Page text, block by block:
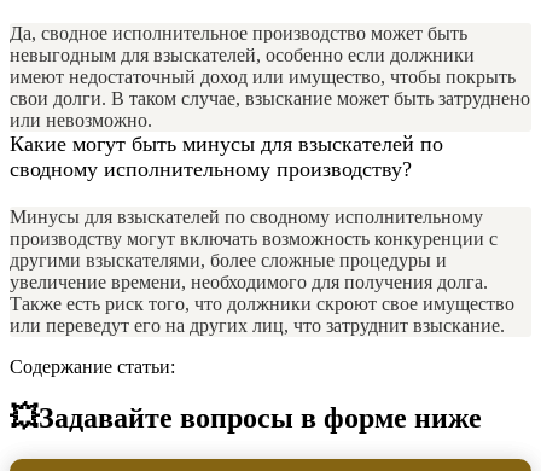
Да, сводное исполнительное производство может быть
невыгодным для взыскателей, особенно если должники
имеют недостаточный доход или имущество, чтобы покрыть
свои долги. В таком случае, взыскание может быть затруднено
или невозможно.
Какие могут быть минусы для взыскателей по
сводному исполнительному производству?
Минусы для взыскателей по сводному исполнительному
производству могут включать возможность конкуренции с
другими взыскателями, более сложные процедуры и
увеличение времени, необходимого для получения долга.
Также есть риск того, что должники скроют свое имущество
или переведут его на других лиц, что затруднит взыскание.
Содержание статьи:
💥Задавайте вопросы в форме ниже